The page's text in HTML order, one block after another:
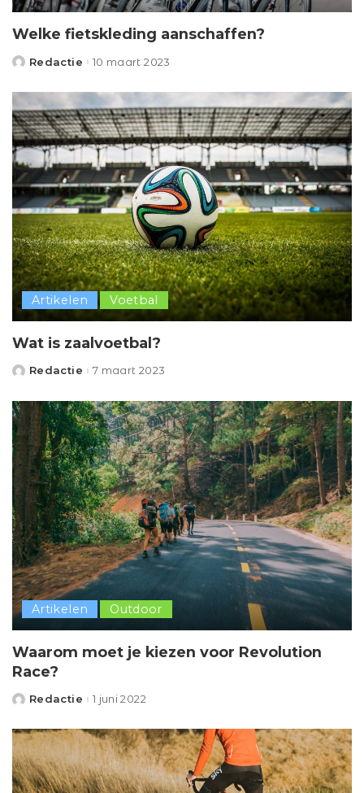
Welke fietskleding aanschaffen?
Posted
Redactie 10 maart 2023
Artikelen Voetbal
Wat is zaalvoetbal?
Posted
Redactie 7 maart 2023
Artikelen Outdoor
Waarom moet je kiezen voor Revolution
Race?
Posted
Redactie 1 juni 2022